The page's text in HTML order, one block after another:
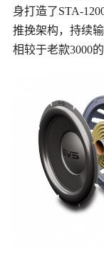
身打造了STA-
推挽架构，持续
相较于老款3000